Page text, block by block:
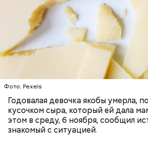
Фото: Pexels
Годовалая девочка якобы умерла,
кусочком сыра, который ей дала
этом в среду, 6 ноября, сообщил
знакомый с ситуацией.
инсульт. Девушка неделюпровела в
выписки из больницы узнала, что
оформил на нее несколько кредитов.